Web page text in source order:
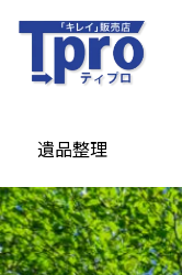
遺品整理